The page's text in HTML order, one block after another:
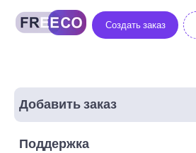
Создать заказ
Добавить заказ
Поддержка